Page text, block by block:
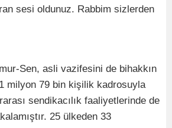
sesi oldunuz. Rabbim sizlerden
Sen, asli vazifesini de bihakkın
milyon 79 bin kişilik kadrosuyla
sendikacılık faaliyetlerinde de
25 ülkeden 33